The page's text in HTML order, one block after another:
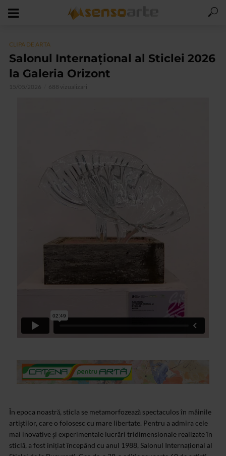
CLIPA DE ARTA
Salonul Internațional al Sticlei 2026
la Galeria Orizont
15/05/2026 688 vizualizari
În epoca noastră, sticla se metamorfozează spectaculos în mâinile
artiștilor, care o folosesc cu mare libertate. Pentru a admira cele
mai inovative și experimentale lucrări tridimensionale realizate în
sticlă, a fost inițiat începând cu anul 1988, Salonul Internațional al